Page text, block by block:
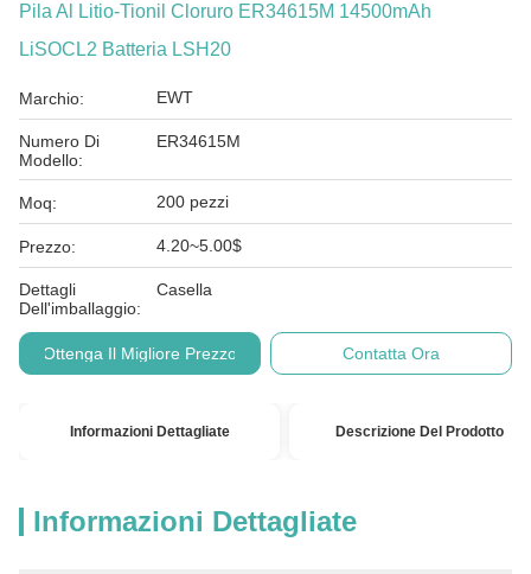
Pila Al Litio-Tionil Cloruro ER34615M 14500mAh
LiSOCL2 Batteria LSH20
Marchio: EWT
Numero Di
Modello:
ER34615M
Moq: 200 pezzi
Prezzo: 4.20~5.00$
Dettagli
Dell'imballaggio:
Casella
Ottenga Il Migliore Prezzo Contatta Ora
Informazioni Dettagliate Descrizione Del Prodotto
Informazioni Dettagliate